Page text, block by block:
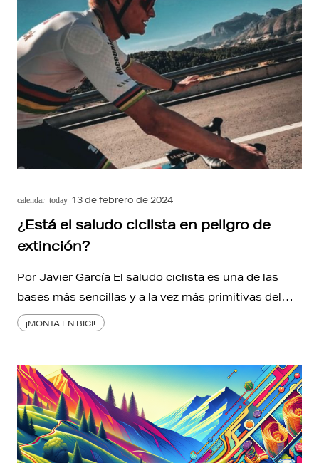
calendar_today 13 de febrero de 2024
¿Está el saludo ciclista en peligro de
extinción?
Por Javier García El saludo ciclista es una de las
bases más sencillas y a la vez más primitivas del…
¡MONTA EN BICI!